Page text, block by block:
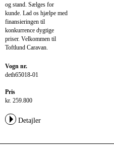
og stand. Sælges for
kunde. Lad os hjælpe med
finansieringen til
konkurrence dygtige
priser. Velkommen til
Toftlund Caravan.
Vogn nr.
deth65018-01
Pris
kr. 259.800
Detajler